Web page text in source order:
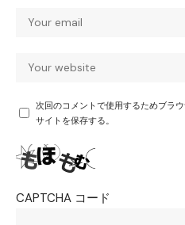
次回のコメントで使用するためブラ
サイトを保存する。
CAPTCHA コード